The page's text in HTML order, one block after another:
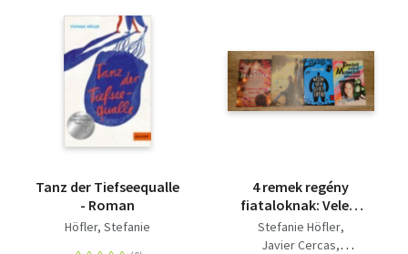
Tanz der Tiefseequalle
- Roman
Höfler, Stefanie
4 remek regény
fiataloknak: Velem
nem lehet járni, A
határ törvényei,
Stefanie Höfler
Javier Cercas